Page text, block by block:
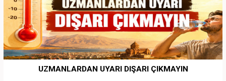
UZMANLARDAN UYARI DIŞARI ÇIKMAYIN